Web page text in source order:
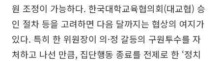
원 조정이 가능하다. 한국대학교육협의회(대교협) 승
인 절차 등을 고려하면 다음 달까지는 협상의 여지가
있다. 특히 한 위원장이 의·정 갈등의 구원투수를 자
처하고 나선 만큼, 집단행동 종료를 전제로 한 ‘정치